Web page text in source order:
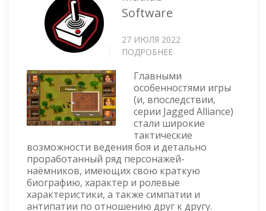
Software
27 ИЮЛЯ 2022
ПОДРОБНЕЕ
ALLIANCE
Главными
особенностями игры
(и, впоследствии,
серии Jagged Alliance)
стали широкие
тактические
возможности ведения боя и детально
проработанный ряд персонажей-
наёмников, имеющих свою краткую
биографию, характер и ролевые
характеристики, а также симпатии и
антипатии по отношению друг к другу.